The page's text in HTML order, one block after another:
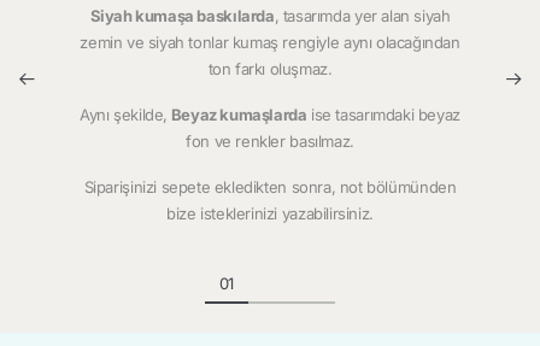
Siyah kumaşa baskılarda, tasarımda yer alan siyah
zemin ve siyah tonlar kumaş rengiyle aynı olacağından
ton farkı oluşmaz.
Aynı şekilde, Beyaz kumaşlarda ise tasarımdaki beyaz
fon ve renkler basılmaz.
Siparişinizi sepete ekledikten sonra, not bölümünden
bize isteklerinizi yazabilirsiniz.